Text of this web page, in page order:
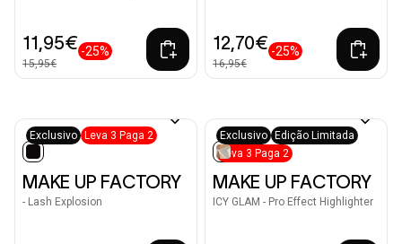
11,95€
15,95€
-25% 12,70€
16,95€
-25%
Exclusivo Leva 3 Paga 2
selected
MAKE UP FACTORY
- Lash Explosion
Exclusivo
Edição Limitada
Leva 3 Paga 2
selected
MAKE UP FACTORY
ICY GLAM - Pro Effect Highlighter